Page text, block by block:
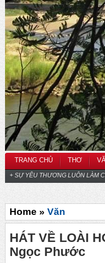
TRANG CHỦ THƠ
+ SỰ YÊU THƯƠNG LUÔN LÀM
Home » Văn
HÁT VỀ LOÀI
Ngọc Phước